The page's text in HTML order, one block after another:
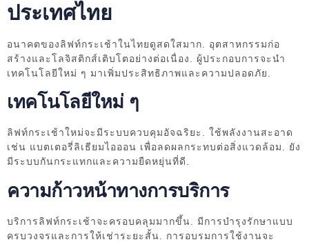
ประเทศไทย
อนาคตของลิฟท์กระเช้าในไทยดูสดใสมาก. อุตสาหกรรมก่อ
สร้างและโลจิสติกส์เติบโตอย่างต่อเนื่อง. ผู้ประกอบการจะนำ
เทคโนโลยีใหม่ ๆ มาเพิ่มประสิทธิภาพและความปลอดภัย.
เทคโนโลยีใหม่ ๆ
ลิฟท์กระเช้าใหม่จะมีระบบควบคุมอัจฉริยะ. ใช้พลังงานสะอาด
เช่น แบตเตอรี่ลิเธียมไอออน เพื่อลดผลกระทบต่อสิ่งแวดล้อม. ยัง
มีระบบกันกระแทกและความยืดหยุ่นที่ดี.
ความก้าวหน้าทางการบริการ
บริการลิฟท์กระเช้าจะครอบคลุมมากขึ้น. มีการบำรุงรักษาแบบ
ครบวงจรและการให้เช่าระยะสั้น. การอบรมการใช้งานจะ